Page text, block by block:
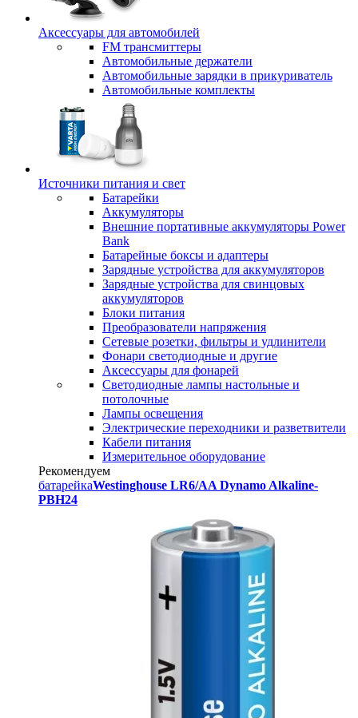
Аксессуары для автомобилей
FM трансмиттеры
Автомобильные держатели
Автомобильные зарядки в прикуриватель
Автомобильные комплекты
Источники питания и свет
Батарейки
Аккумуляторы
Внешние портативные аккумуляторы Power
Bank
Батарейные боксы и адаптеры
Зарядные устройства для аккумуляторов
Зарядные устройства для свинцовых
аккумуляторов
Блоки питания
Преобразователи напряжения
Сетевые розетки, фильтры и удлинители
Фонари светодиодные и другие
Аксессуары для фонарей
Светодиодные лампы настольные и
потолочные
Лампы освещения
Электрические переходники и разветвители
Кабели питания
Измерительное оборудование
Рекомендуем
батарейкаWestinghouse LR6/AA Dynamo Alkaline-
PBH24